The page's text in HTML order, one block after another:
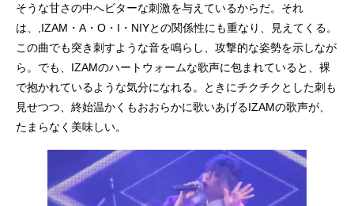
そうな甘さの中へビターな刺激を与えているからだ。それ
は、,IZAM・A・O・I・NIYとの関係性にも重なり、見えてくる。
この曲でも突き刺すような音を鳴らし、攻撃的な姿勢を示しなが
ら。でも、IZAMのハートウォームな歌声に包まれていると、裸
で抱かれているような気分になれる。ときにチクチクとした刺も
見せつつ、終始温かくもおおらかに歌いあげるIZAMの歌声が、
たまらなく美味しい。